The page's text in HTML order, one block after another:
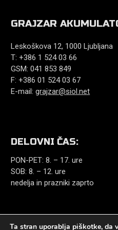
GRAJZAR
Leskoškova 12, 1000 Ljubljana
T: +386 1 524 03 66
GSM: 041 853 849
F: +386 01 524 03 67
E-mail:grajzar@siol.net
DELOVNI ČAS:
PON-PET: 8. – 17. ure
SOB: 8. – 12. ure
nedelja in prazniki zaprto
Ta stran uporablja piškotke, da